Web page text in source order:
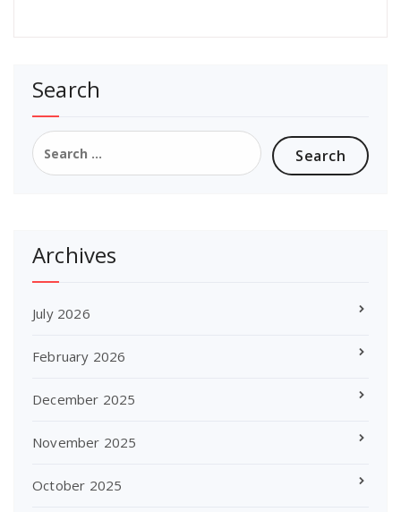
Search
Search
for:
Archives
July 2026
February 2026
December 2025
November 2025
October 2025